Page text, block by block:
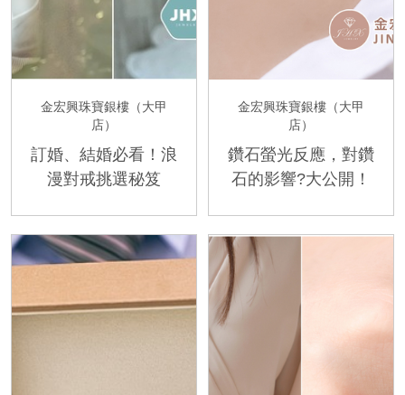
金宏興珠寶銀樓（大甲
店）
訂婚、結婚必看！浪
漫對戒挑選秘笈
金宏興珠寶銀樓（大甲
店）
鑽石螢光反應，對鑽
石的影響?大公開！